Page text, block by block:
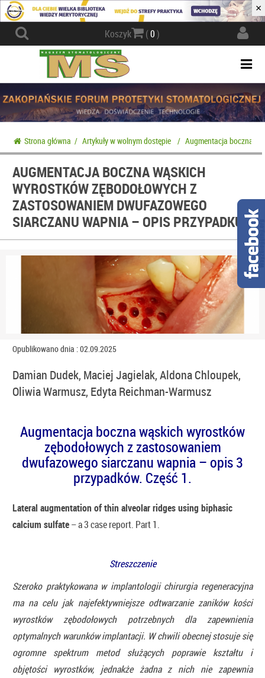
×
Koszyk (0)
Strona główna / Artykuły w wolnym dostępie / Augmentacja boczna
AUGMENTACJA BOCZNA WĄSKICH
WYROSTKÓW ZĘBODOŁOWYCH Z
ZASTOSOWANIEM DWUFAZOWEGO
SIARCZANU WAPNIA – OPIS PRZYPADKU
Opublikowano dnia : 02.09.2025
Damian Dudek, Maciej Jagielak, Aldona Chloupek,
Oliwia Warmusz, Edyta Reichman-Warmusz
Augmentacja boczna wąskich wyrostków
zębodołowych z zastosowaniem
dwufazowego siarczanu wapnia – opis 3
przypadków. Część 1.
Lateral augmentation of thin alveolar ridges using biphasic
calcium sulfate– a 3 case report. Part 1.
Streszczenie
Szeroko praktykowana w implantologii chirurgia regeneracyjna
ma na celu jak najefektywniejsze odtwarzanie zaników kości
wyrostków zębodołowych potrzebnych dla zapewnienia
optymalnych warunków implantacji. W chwili obecnej stosuje się
ogromne spektrum metod służących poprawie kształtu i
objętości wyrostków, jednakże żadna z nich nie zapewnia